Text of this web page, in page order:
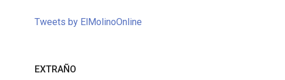
Tweets by ElMolinoOnline
EXTRAÑO